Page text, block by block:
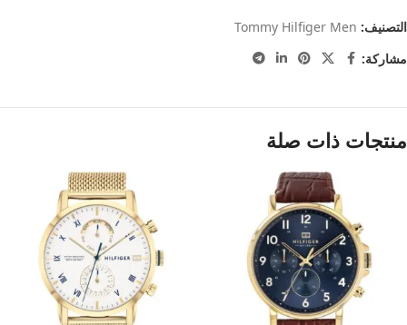
التصنيف: Tommy Hilfiger Men
مشاركة:
منتجات ذات صلة